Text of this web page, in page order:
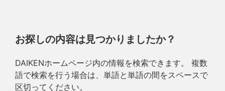
お探しの内容は見つかりましたか？
DAIKENホームページ内の情報を検索できます。 複数
語で検索を行う場合は、単語と単語の間をスペースで
区切ってください。